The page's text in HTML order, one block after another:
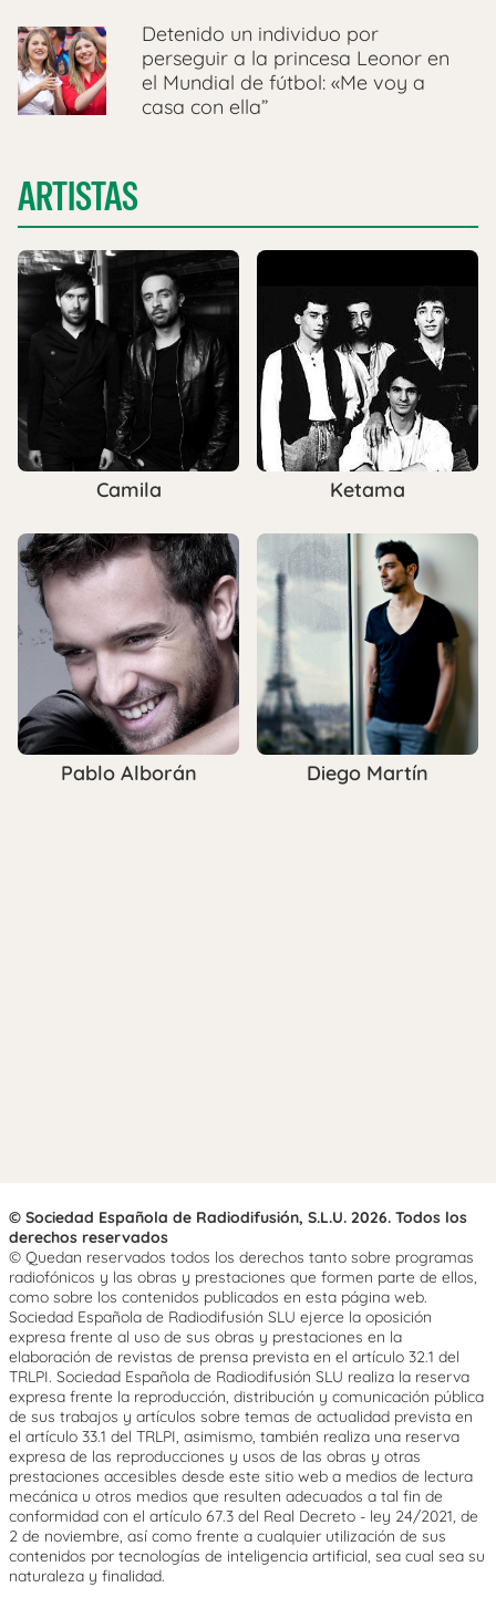
Detenido un individuo por
perseguir a la princesa Leonor en
el Mundial de fútbol: «Me voy a
casa con ella”
ARTISTAS
Camila Ketama
Pablo Alborán Diego Martín
© Sociedad Española de Radiodifusión, S.L.U. 2026. Todos los
derechos reservados
© Quedan reservados todos los derechos tanto sobre programas
radiofónicos y las obras y prestaciones que formen parte de ellos,
como sobre los contenidos publicados en esta página web.
Sociedad Española de Radiodifusión SLU ejerce la oposición
expresa frente al uso de sus obras y prestaciones en la
elaboración de revistas de prensa prevista en el artículo 32.1 del
TRLPI. Sociedad Española de Radiodifusión SLU realiza la reserva
expresa frente la reproducción, distribución y comunicación pública
de sus trabajos y artículos sobre temas de actualidad prevista en
el artículo 33.1 del TRLPI, asimismo, también realiza una reserva
expresa de las reproducciones y usos de las obras y otras
prestaciones accesibles desde este sitio web a medios de lectura
mecánica u otros medios que resulten adecuados a tal fin de
conformidad con el artículo 67.3 del Real Decreto - ley 24/2021, de
2 de noviembre, así como frente a cualquier utilización de sus
contenidos por tecnologías de inteligencia artificial, sea cual sea su
naturaleza y finalidad.